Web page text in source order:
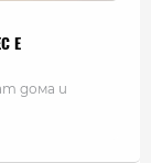
Е
дома и